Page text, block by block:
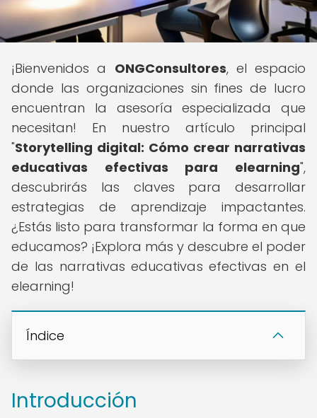
¡Bienvenidos a ONGConsultores, el espacio
donde las organizaciones sin fines de lucro
encuentran la asesoría especializada que
necesitan! En nuestro artículo principal
"Storytelling digital: Cómo crear narrativas
educativas efectivas para elearning",
descubrirás las claves para desarrollar
estrategias de aprendizaje impactantes.
¿Estás listo para transformar la forma en que
educamos? ¡Explora más y descubre el poder
de las narrativas educativas efectivas en el
elearning!
Índice
Introducción